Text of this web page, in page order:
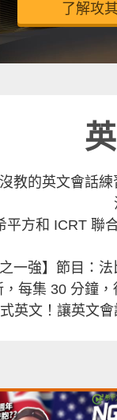
了解攻
教的英文會話
平方和 ICRT 聯
一強】節目：
每集 30 分鐘
英文！讓英文